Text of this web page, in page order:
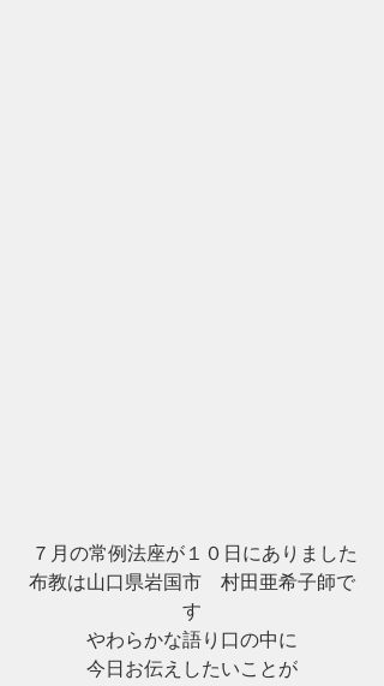
７月の常例法座が１０日にありました
布教は山口県岩国市　村田亜希子師で
す
やわらかな語り口の中に
今日お伝えしたいことが